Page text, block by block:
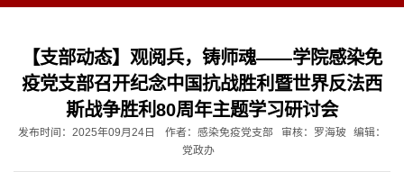
【支部动态】观阅兵，铸师魂——学院感染免
疫党支部召开纪念中国抗战胜利暨世界反法西
斯战争胜利80周年主题学习研讨会
发布时间：2025年09月24日 作者：感染免疫党支部 审核：罗海玻
编辑：
党政办